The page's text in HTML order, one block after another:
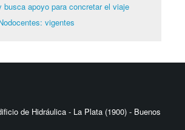
busca apoyo para concretar el viaje
vigentes
de Hidráulica - La Plata (1900) - Buenos